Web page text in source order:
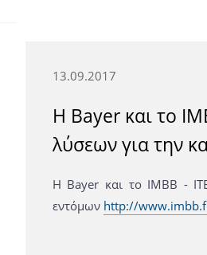
13.09.2017
Η Bayer και το
λύσεων για την
Η Bayer και το ΙΜΒΒ -
εντόμων http://